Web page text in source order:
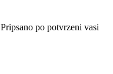
Pripsano po potvrzeni vasi